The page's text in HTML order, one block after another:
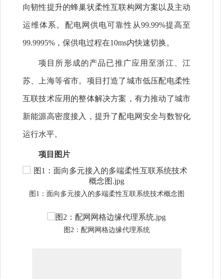
向韧性提升的蜂巢状柔性互联构网方案以及主动
运维体系。配电网供电可靠性从99.99%提高至
99.9995%，保供电过程在10ms内快速切换。
项目所形成的产品已推广应用至浙江、江
苏、上海等省市。项目打造了城市低压配电柔性
互联技术应用的整体解决方案，有力推动了城市
新能源高密度接入，提升了配电网安全与数智化
运行水平。
项目图片
图1：面向多元接入的多端柔性互联系统技术概念图
图2：配网网格边缘代理系统